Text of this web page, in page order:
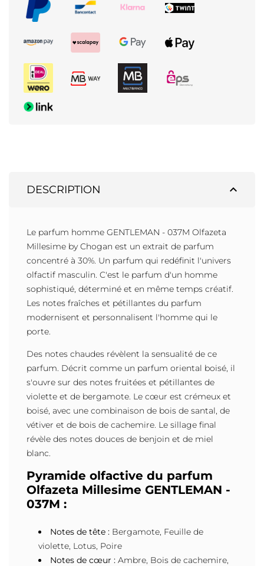
expand_less
DESCRIPTION
Le parfum homme GENTLEMAN - 037M Olfazeta
Millesime by Chogan est un extrait de parfum
concentré à 30%. Un parfum qui redéfinit l'univers
olfactif masculin. C'est le parfum d'un homme
sophistiqué, déterminé et en même temps créatif.
Les notes fraîches et pétillantes du parfum
modernisent et personnalisent l'homme qui le
porte.
Des notes chaudes révèlent la sensualité de ce
parfum. Décrit comme un parfum oriental boisé, il
s'ouvre sur des notes fruitées et pétillantes de
violette et de bergamote. Le cœur est crémeux et
boisé, avec une combinaison de bois de santal, de
vétiver et de bois de cachemire. Le sillage final
révèle des notes douces de benjoin et de miel
blanc.
Pyramide olfactive du parfum
Olfazeta Millesime GENTLEMAN -
037M :
Notes de tête : Bergamote, Feuille de
violette, Lotus, Poire
Notes de cœur : Ambre, Bois de cachemire,